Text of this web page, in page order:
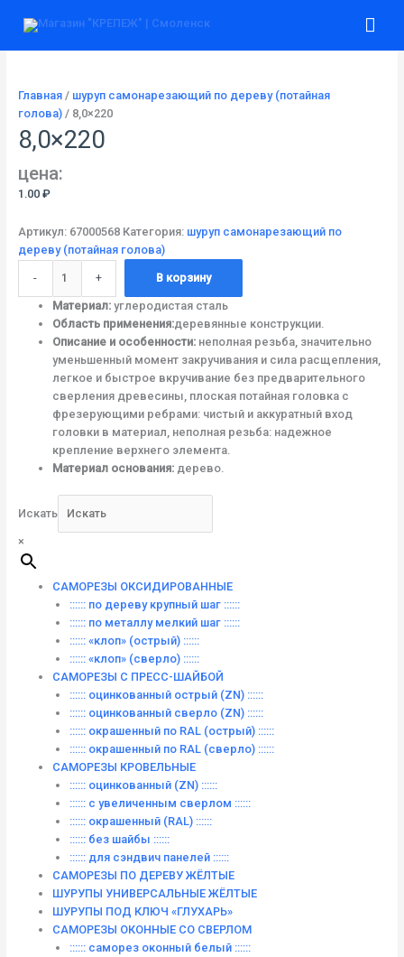
Главная/ шуруп самонарезающий по дереву (потайная
голова)/ 8,0×220
8,0×220
цена:
1.00 ₽
Артикул: 67000568 Категория: шуруп самонарезающий по
дереву (потайная голова)
-
товара
+ В корзину
Материал:углеродистая сталь
Область применения:деревянные конструкции.
Описание и особенности:неполная резьба, значительно
уменьшенный момент закручивания и сила расщепления,
легкое и быстрое вкручивание без предварительного
сверления древесины, плоская потайная головка с
фрезерующими ребрами: чистый и аккуратный вход
головки в материал, неполная резьба: надежное
крепление верхнего элемента.
Материал основания:дерево.
Искать
×
САМОРЕЗЫ ОКСИДИРОВАННЫЕ
:::::: по дереву крупный шаг ::::::
:::::: по металлу мелкий шаг ::::::
:::::: «клоп» (острый) ::::::
:::::: «клоп» (сверло) ::::::
САМОРЕЗЫ С ПРЕСС-ШАЙБОЙ
:::::: оцинкованный острый (ZN) ::::::
:::::: оцинкованный сверло (ZN) ::::::
:::::: окрашенный по RAL (острый) ::::::
:::::: окрашенный по RAL (сверло) ::::::
САМОРЕЗЫ КРОВЕЛЬНЫЕ
:::::: оцинкованный (ZN) ::::::
:::::: с увеличенным сверлом ::::::
:::::: окрашенный (RAL) ::::::
:::::: без шайбы ::::::
:::::: для сэндвич панелей ::::::
САМОРЕЗЫ ПО ДЕРЕВУ ЖЁЛТЫЕ
ШУРУПЫ УНИВЕРСАЛЬНЫЕ ЖЁЛТЫЕ
ШУРУПЫ ПОД КЛЮЧ «ГЛУХАРЬ»
САМОРЕЗЫ ОКОННЫЕ СО СВЕРЛОМ
:::::: саморез оконный белый ::::::